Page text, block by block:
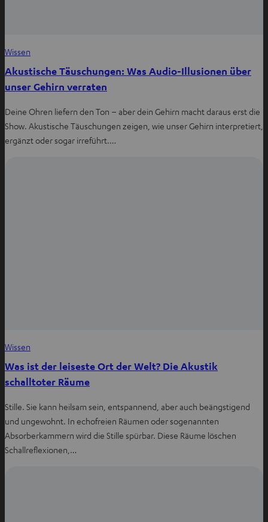
Wissen
Akustische Täuschungen: Was Audio-Illusionen über
unser Gehirn verraten
Deine Ohren liefern den Ton – aber dein Gehirn macht daraus erst die
Show. Akustische Täuschungen zeigen, wie unser Gehirn interpretiert,
ergänzt oder sogar irreführt.…
Wissen
Was ist der leiseste Ort der Welt? Die Akustik
schalltoter Räume
Stille. Sie kann heilsam sein, entspannend, aber auch beängstigend
und ungewohnt. In echofreien Räumen oder sogenannten
Absorberkammern wird die Stille spürbar. Diese Räume löschen
Schallreflexionen,…